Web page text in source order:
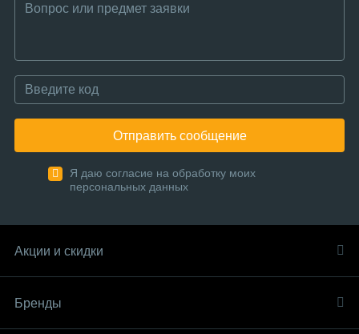
Отправить сообщение
Я даю согласие на обработку моих
персональных данных
Акции и скидки
Бренды